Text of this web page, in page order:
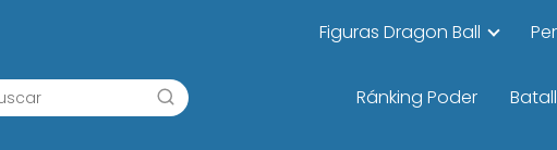
Figuras Dragon Ball
Ránking Poder